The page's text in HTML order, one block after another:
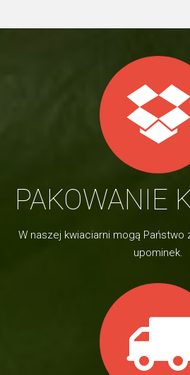
PAKOWANIE
W naszej kwiaciarni mogą
upominek.